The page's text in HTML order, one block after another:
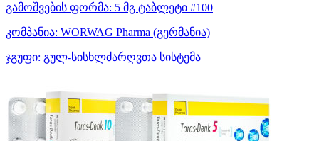
გამოშვების ფორმა: 5 მგ ტაბლეტი #100
კომპანია: WORWAG Pharma (გერმანია)
ჯგუფი: გულ-სისხლძარღვთა სისტემა